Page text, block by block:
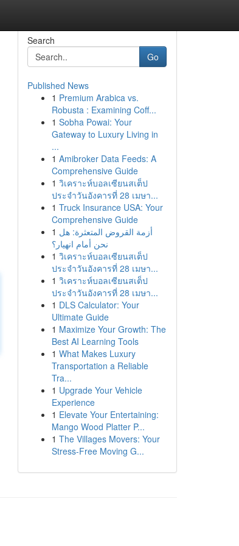
Search
Go
Published News
1 Premium Arabica vs.
Robusta : Examining Coff...
1 Sobha Powai: Your
Gateway to Luxury Living in
...
1 Amibroker Data Feeds: A
Comprehensive Guide
1 วิเคราะห์บอลเซียนสเต็ป
ประจำวันอังคารที่ 28 เมษา...
1 Truck Insurance USA: Your
Comprehensive Guide
1 أزمة القروض المتعثرة: هل
نحن أمام انهيار؟
1 วิเคราะห์บอลเซียนสเต็ป
ประจำวันอังคารที่ 28 เมษา...
1 วิเคราะห์บอลเซียนสเต็ป
ประจำวันอังคารที่ 28 เมษา...
1 DLS Calculator: Your
Ultimate Guide
1 Maximize Your Growth: The
Best AI Learning Tools
1 What Makes Luxury
Transportation a Reliable
Tra...
1 Upgrade Your Vehicle
Experience
1 Elevate Your Entertaining:
Mango Wood Platter P...
1 The Villages Movers: Your
Stress-Free Moving G...